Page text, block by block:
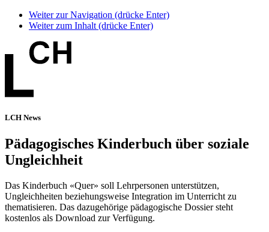
Weiter zur Navigation (drücke Enter)
Weiter zum Inhalt (drücke Enter)
LCH News
Pädagogisches Kinderbuch über soziale
Ungleichheit
Das Kinderbuch «Quer» soll Lehrpersonen unterstützen,
Ungleichheiten beziehungsweise Integration im Unterricht zu
thematisieren. Das dazugehörige pädagogische Dossier steht
kostenlos als Download zur Verfügung.